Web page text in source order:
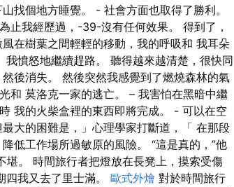
找個地方睡覺。 - 社會方面也取得了勝利。
止我經歷過，-39-沒有任何效果。 得到了，
在樹葉之間輕輕的移動，我的呼吸和 我耳朵
憤怒地繼續趕路。 聽得越來越清楚，很快同
後消失。 然後突然我感覺到了燃燒森林的氣
和 莫洛克一家的逃亡。 – 我害怕在黑暗中繼
我的火柴盒裡的東西即將完成。 - 可以在空
大的困難是，」心理學家打斷道，「 在那段
低工作場所過敏原的風險。 “這是真的，”他
堪。 時間旅行者把燈放在長凳上，摸索受傷
我又去了里士滿。 歐式外燴 對於時間旅行